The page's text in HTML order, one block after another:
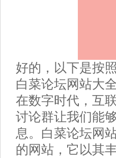
好的，以下是按
白菜论坛网站大
在数字时代，互
讨论群让我们能
息。白菜论坛网
的网站，它以其